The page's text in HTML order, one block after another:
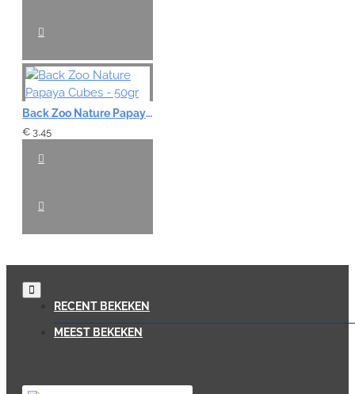
Back Zoo Nature Papaya Cubes - 50gr
€ 3,45
RECENT BEKEKEN
MEEST BEKEKEN